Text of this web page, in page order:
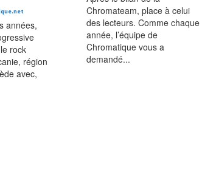
années,
rock
région
avec,
Chromateam, place à celui
des lecteurs. Comme chaque
année, l’équipe de
Chromatique vous a
demandé...